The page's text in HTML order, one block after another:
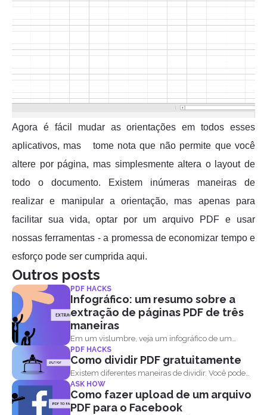
Agora é fácil mudar as orientações em todos esses
aplicativos, mas tome nota que não permite que você
altere por página, mas simplesmente altera o layout de
todo o documento. Existem inúmeras maneiras de
realizar e manipular a orientação, mas apenas para
facilitar sua vida, optar por um arquivo PDF e usar
nossas ferramentas - a promessa de economizar tempo e
esforço pode ser cumprida aqui.
Outros posts
PDF HACKS
Infográfico: um resumo sobre a
extração de páginas PDF de três
maneiras
Em um vislumbre, veja um infográfico de um
pager...
PDF HACKS
Como dividir PDF gratuitamente
Existem diferentes maneiras de dividir. Você pode
dividir PDF por...
ASK HOW
Como fazer upload de um arquivo
PDF para o Facebook